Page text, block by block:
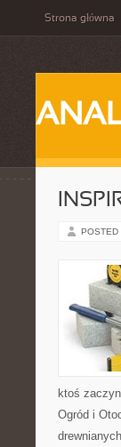
Strona główna
POSTED
ktoś
Ogród i